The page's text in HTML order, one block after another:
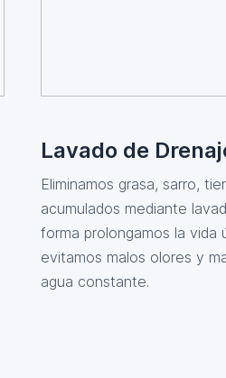
Lavado de
Eliminamos grasa, sarro,
acumulados mediante
forma prolongamos la vida
evitamos malos olores y
agua constante.